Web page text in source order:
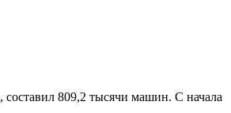
, составил 809,2 тысячи машин. С начала